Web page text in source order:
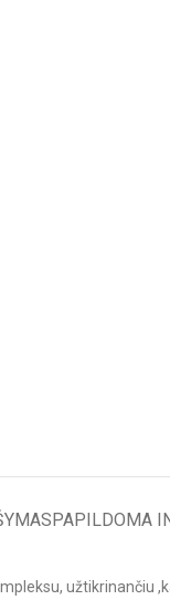
PAPILDOMA
užtikrinančiu